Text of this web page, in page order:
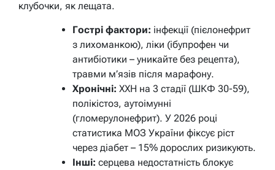
клубочки, як лещата.
Гострі фактори: інфекції (пієлонефрит
з лихоманкою), ліки (ібупрофен чи
антибіотики – уникайте без рецепта),
травми м’язів після марафону.
Хронічні: ХХН на 3 стадії (ШКФ 30-59),
полікістоз, аутоімунні
(гломерулонефрит). У 2026 році
статистика МОЗ України фіксує ріст
через діабет – 15% дорослих ризикують.
Інші: серцева недостатність блокує